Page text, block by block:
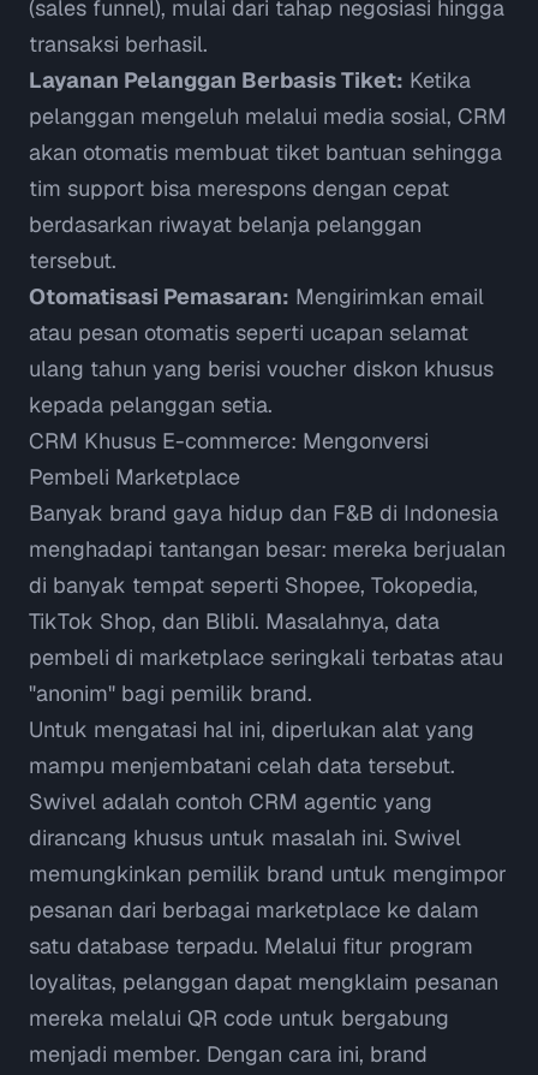
(sales funnel), mulai dari tahap negosiasi hingga
transaksi berhasil.
Layanan Pelanggan Berbasis Tiket: Ketika
pelanggan mengeluh melalui media sosial, CRM
akan otomatis membuat tiket bantuan sehingga
tim support bisa merespons dengan cepat
berdasarkan riwayat belanja pelanggan
tersebut.
Otomatisasi Pemasaran: Mengirimkan email
atau pesan otomatis seperti ucapan selamat
ulang tahun yang berisi voucher diskon khusus
kepada pelanggan setia.
CRM Khusus E-commerce: Mengonversi
Pembeli Marketplace
Banyak brand gaya hidup dan F&B di Indonesia
menghadapi tantangan besar: mereka berjualan
di banyak tempat seperti Shopee, Tokopedia,
TikTok Shop, dan Blibli. Masalahnya, data
pembeli di marketplace seringkali terbatas atau
"anonim" bagi pemilik brand.
Untuk mengatasi hal ini, diperlukan alat yang
mampu menjembatani celah data tersebut.
Swivel adalah contoh CRM agentic yang
dirancang khusus untuk masalah ini. Swivel
memungkinkan pemilik brand untuk mengimpor
pesanan dari berbagai marketplace ke dalam
satu database terpadu. Melalui fitur program
loyalitas, pelanggan dapat mengklaim pesanan
mereka melalui QR code untuk bergabung
menjadi member. Dengan cara ini, brand